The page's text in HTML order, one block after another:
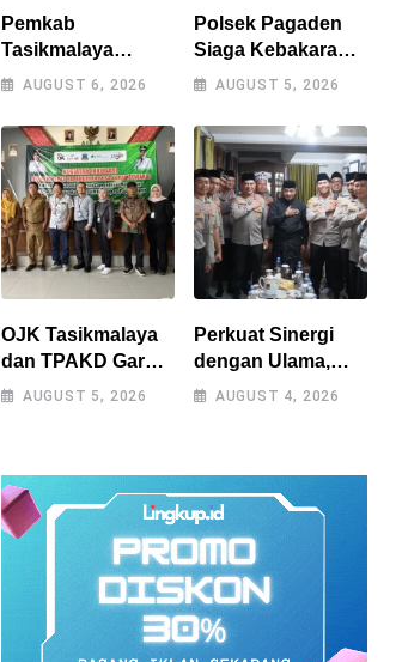
Pemkab
Tasikmalaya
Perkuat Sinergi
Lokal, Wabup
Tinjau Pabrik
Sepatu Zeintin
AUGUST 6, 2026
Polsek Pagaden
Siaga Kebakaran
Lahan, Warga
Sampah
Sembarangan
AUGUST 5, 2026
OJK Tasikmalaya
dan TPAKD Garut
Perkuat UMKM
AUGUST 5, 2026
Perkuat Sinergi
dengan Ulama,
Kapolres
Sukamanah dan
Cipasung
AUGUST 4, 2026